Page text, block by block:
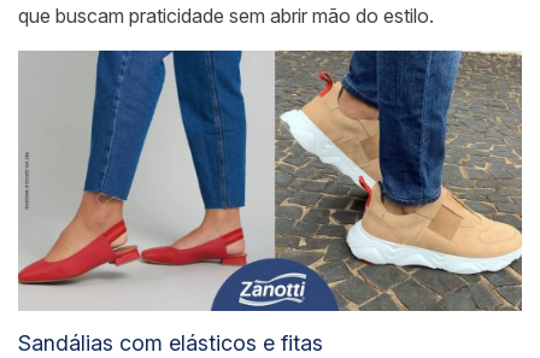
que buscam praticidade sem abrir mão do estilo.
Sandálias com elásticos e fitas